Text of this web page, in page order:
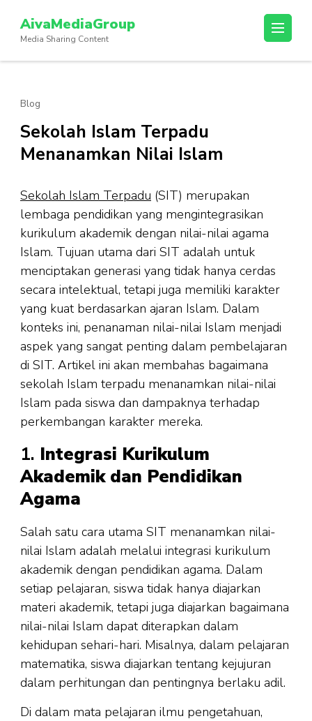
konten
(Tekan
AivaMediaGroup
Media Sharing Content
Blog
Sekolah Islam Terpadu
Menanamkan Nilai Islam
Sekolah Islam Terpadu (SIT) merupakan
lembaga pendidikan yang mengintegrasikan
kurikulum akademik dengan nilai-nilai agama
Islam. Tujuan utama dari SIT adalah untuk
menciptakan generasi yang tidak hanya cerdas
secara intelektual, tetapi juga memiliki karakter
yang kuat berdasarkan ajaran Islam. Dalam
konteks ini, penanaman nilai-nilai Islam menjadi
aspek yang sangat penting dalam pembelajaran
di SIT. Artikel ini akan membahas bagaimana
sekolah Islam terpadu menanamkan nilai-nilai
Islam pada siswa dan dampaknya terhadap
perkembangan karakter mereka.
1. Integrasi Kurikulum
Akademik dan Pendidikan
Agama
Salah satu cara utama SIT menanamkan nilai-
nilai Islam adalah melalui integrasi kurikulum
akademik dengan pendidikan agama. Dalam
setiap pelajaran, siswa tidak hanya diajarkan
materi akademik, tetapi juga diajarkan bagaimana
nilai-nilai Islam dapat diterapkan dalam
kehidupan sehari-hari. Misalnya, dalam pelajaran
matematika, siswa diajarkan tentang kejujuran
dalam perhitungan dan pentingnya berlaku adil.
Di dalam mata pelajaran ilmu pengetahuan,